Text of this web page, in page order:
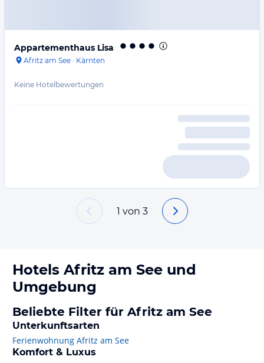
Appartementhaus Lisa
Afritz am See · Kärnten
Keine Hotelbewertungen
1 von 3
Hotels Afritz am See und
Umgebung
Beliebte Filter für Afritz am See
Unterkunftsarten
Ferienwohnung Afritz am See
Komfort & Luxus